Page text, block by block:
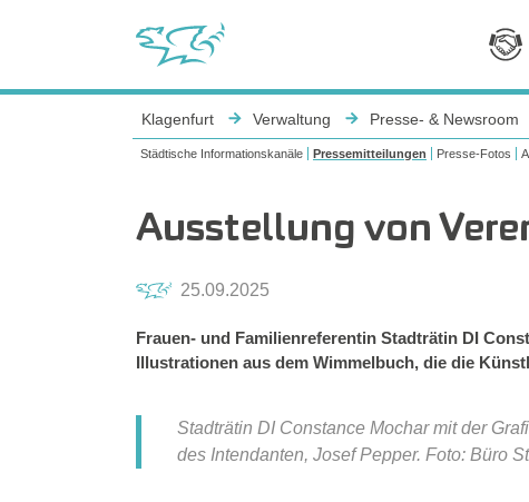
Klagenfurt Verwaltung Presse- & Newsroom
Städtische Informationskanäle Pressemitteilungen Presse-Fotos
Ausstellung von
25.09.2025
Frauen- und Familienreferentin Stadträtin DI
Illustrationen aus dem Wimmelbuch, die die
Stadträtin DI Constance Mochar mit der
des Intendanten, Josef Pepper. Foto: Büro